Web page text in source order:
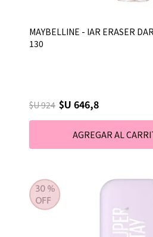
MAYBELLINE - IAR ERASER
130
$U 924 $U 646,8